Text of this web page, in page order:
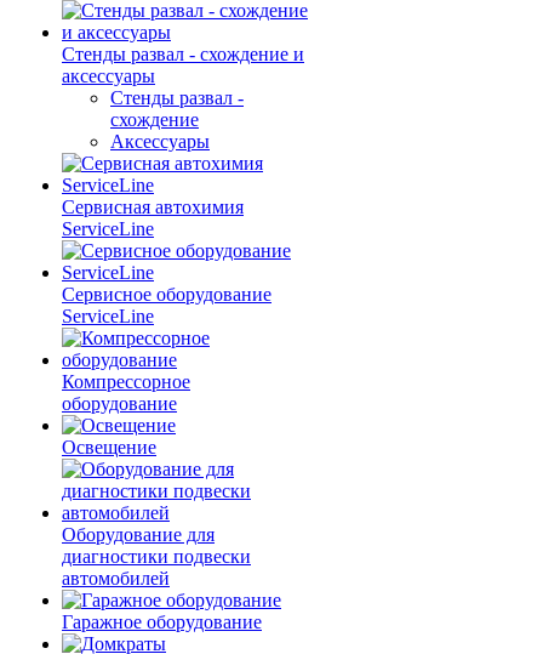
Стенды развал - схождение и
аксессуары
Стенды развал -
схождение
Аксессуары
Сервисная автохимия
ServiceLine
Сервисное оборудование
ServiceLine
Компрессорное
оборудование
Освещение
Оборудование для
диагностики подвески
автомобилей
Гаражное оборудование